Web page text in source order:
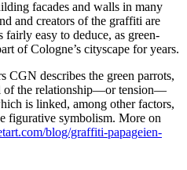
facades and walls in many
and creators of the graffiti are
easy to deduce, as green-
of Cologne’s cityscape for years.
CGN describes the green parrots,
of the relationship—or tension—
is linked, among other factors,
figurative symbolism. More on
blog/graffiti-papageien-